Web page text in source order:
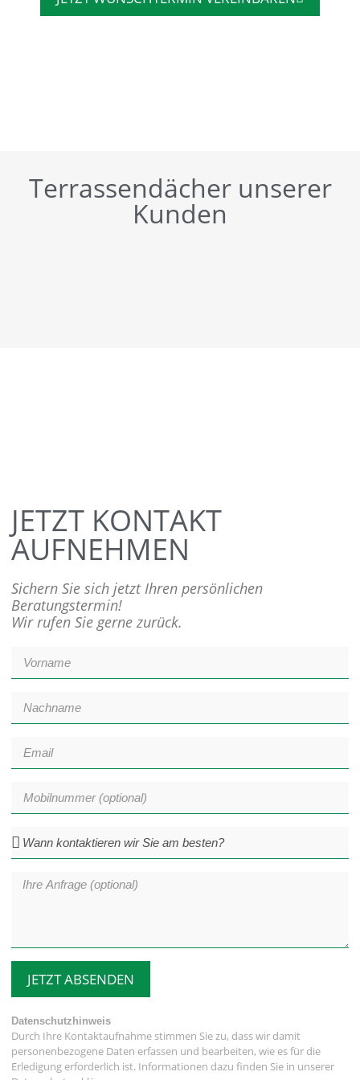
Terrassendächer unserer
Kunden
JETZT KONTAKT
AUFNEHMEN
Sichern Sie sich jetzt Ihren persönlichen
Beratungstermin!
Wir rufen Sie gerne zurück.
JETZT ABSENDEN
Datenschutzhinweis
Durch Ihre Kontaktaufnahme stimmen Sie zu, dass wir damit
personenbezogene Daten erfassen und bearbeiten, wie es für die
Erledigung erforderlich ist. Informationen dazu finden Sie in unserer